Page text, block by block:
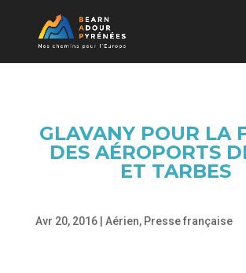
GLAVANY POUR LA
DES AÉROPORTS
ET TARBES
Avr 20, 2016| Aérien, Presse française